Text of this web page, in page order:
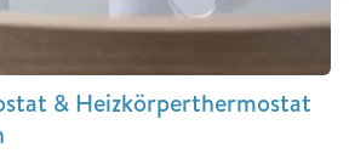
& Heizkörperthermostat